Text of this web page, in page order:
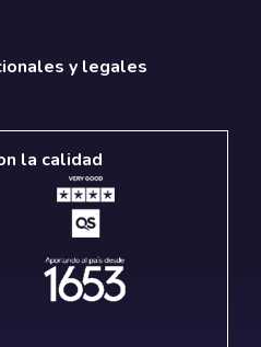
y legales
la calidad